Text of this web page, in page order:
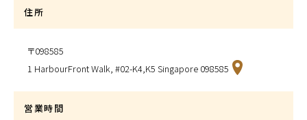
住所
〒098585
1 HarbourFront Walk, #02-K4,K5 Singapore 098585
営業時間